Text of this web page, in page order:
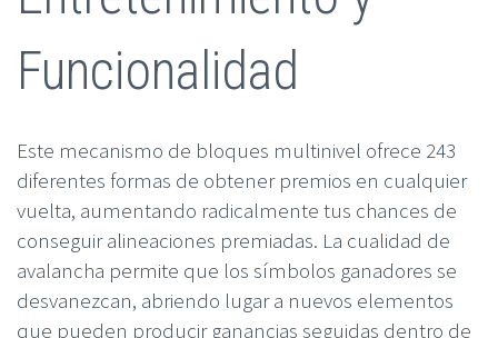
Funcionalidad
Este mecanismo de bloques multinivel ofrece 243
diferentes formas de obtener premios en cualquier
vuelta, aumentando radicalmente tus chances de
conseguir alineaciones premiadas. La cualidad de
avalancha permite que los símbolos ganadores se
desvanezcan, abriendo lugar a nuevos elementos
que pueden producir ganancias seguidas dentro de